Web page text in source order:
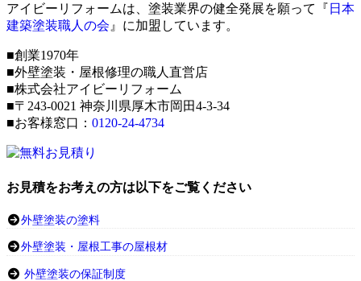
アイビーリフォームは、塗装業界の健全発展を願って『 日本
建築塗装職人の会 』に加盟しています。
■創業1970年
■外壁塗装・屋根修理の職人直営店
■株式会社アイビーリフォーム
■〒243-0021 神奈川県厚木市岡田4-3-34
■お客様窓口： 0120-24-4734
お見積をお考えの方は以下をご覧ください
外壁塗装の塗料
外壁塗装・屋根工事の屋根材
外壁塗装の保証制度